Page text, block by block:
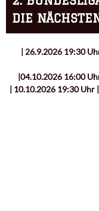
DIE
| 26.9.2026 19:30
|04.10.2026 16:00
| 10.10.2026 19:30 Uhr